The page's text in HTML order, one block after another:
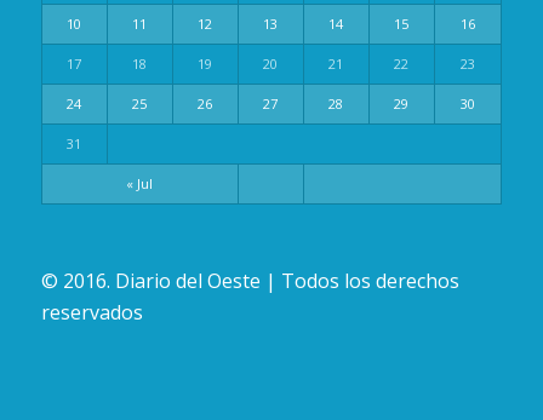
« Jul
10 11 12 13 14 15 16
17 18 19 20 21 22 23
24 25 26 27 28 29 30
31
© 2016. Diario del Oeste | Todos los derechos
reservados